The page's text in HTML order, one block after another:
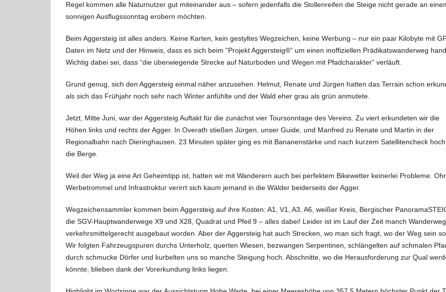
Regel kommen alle Naturnutzer gut miteinander aus – sofern jedenfalls die Stollenreifen die Steige nicht gerade an
sonnigen Ausflugssonntag erobern möchten.
Beim Aggersteig ist alles anders. Keine Karten, kein gestyltes Wegzeichen, keine Werbung – nur ein paar Kilobyte mit
Daten im Netz und der Hinweis, dass es sich beim “Projekt Aggersteig®” um einen inoffiziellen Prädikatswanderweg
Wichtig dabei sei, dass “die überwiegende Strecke auf Naturboden und Wegen mit Pfadcharakter” verläuft.
Grund genug, sich den Aggersteig einmal näher anzusehen. Helmut, Renate und Jürgen hatten das Terrain schon
als sich das Frühjahr noch sehr nach Winter anfühlte und der Wald eher grau als grün anmutete.
Jetzt, Mitte Juni, war der Aggersteig Auftakt für die zunächst vier Toursonntage des Vereins. Zu viert erkundeten wir die
Höhen links und rechts der Agger. In Overath stießen Jürgen, unser Guide, und Manfred zu Renate und Martin in der
Regionalbahn nach Dieringhausen. 23 Minuten später ging es mit Bananenstärke und nach kurzem Satellitencheck
die Berge.
Weil der Weg ja eine Art Geheimtipp ist, hatten wir mit Wanderern auch bei perfektem Bikewetter keinerlei Probleme.
Werbetrommel und Infrastruktur verirrt sich kaum jemand in die Wälder beiderseits der Agger.
Wegzeichensammler kommen beim Aggersteig auf ihre Kosten: A1, V1, A3, A6, weißer Kreis, Bergischer
die SGV-Hauptwanderwege X9 und X28, Quadrat und Pfeil 9 – alles dabei! Leider ist im Lauf der Zeit manch Wanderweg
verkehrsmittelgerecht ausgebaut worden. Aber der Aggersteig hat auch Strecken, wo man sich fragt, wo der Weg sein
Wir folgten Fahrzeugspuren durchs Unterholz, querten Wiesen, bezwangen Serpentinen, schlängelten auf schmalen
durch schmucke Dörfer und kurbelten uns so manche Steigung hoch. Abschnitte, wo die Herausforderung zur Qual
könnte, blieben dank der Vorerkundung links liegen.